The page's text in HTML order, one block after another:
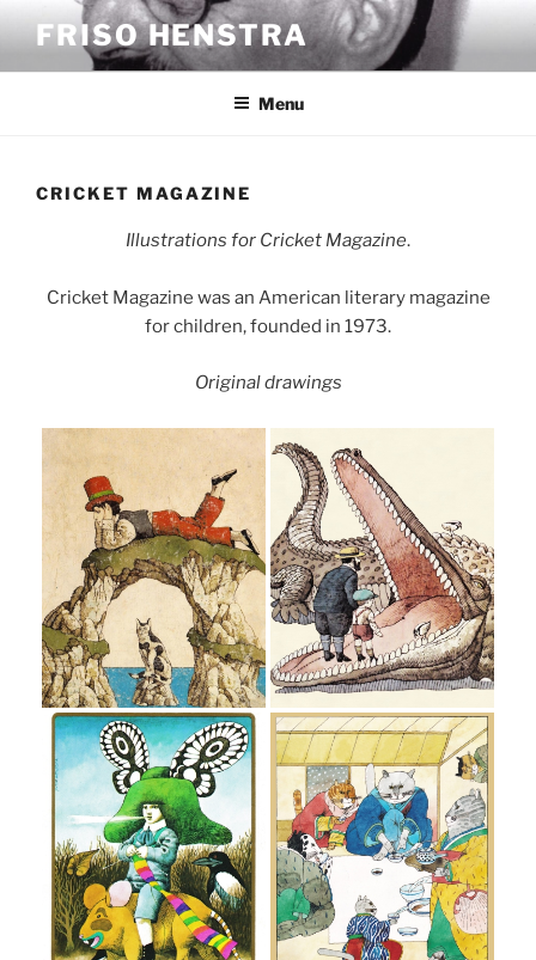
content
FRISO HENSTRA
Menu
CRICKET MAGAZINE
Illustrations for Cricket Magazine.
Cricket Magazine was an American literary magazine
for children, founded in 1973.
Original drawings